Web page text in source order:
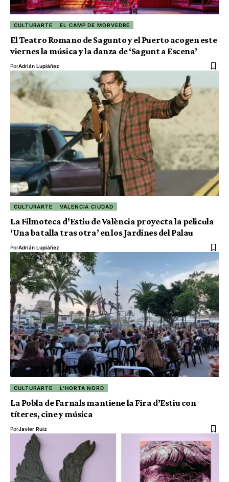
CULTURARTE EL CAMP DE MORVEDRE
El Teatro Romano de Sagunto y el Puerto acogen este
viernes la música y la danza de ‘Sagunt a Escena’
PorAdrián Lupiáñez
CULTURARTE VALENCIA CIUDAD
La Filmoteca d’Estiu de València proyecta la pelicula
‘Una batalla tras otra’ en los Jardines del Palau
PorAdrián Lupiáñez
CULTURARTE L'HORTA NORD
La Pobla de Farnals mantiene la Fira d’Estiu con
títeres, cine y música
PorJavier Ruiz